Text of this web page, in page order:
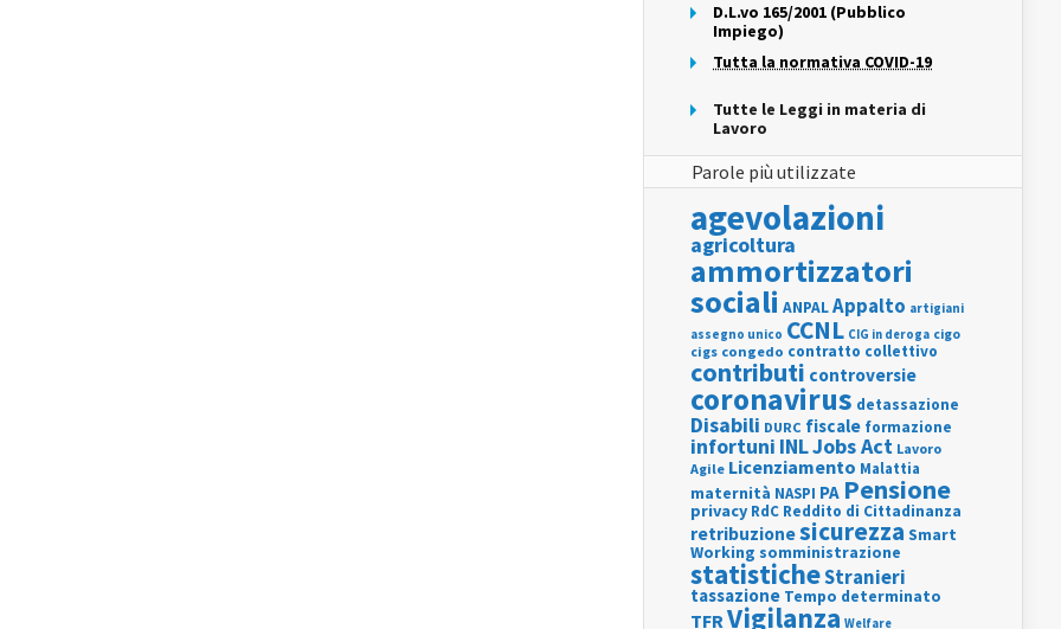
D.L.vo 165/2001 (Pubblico
Impiego)
Tutta la normativa COVID-19
Tutte le Leggi in materia di
Lavoro
Parole più utilizzate
agevolazioni
agricoltura
ammortizzatori
sociali ANPALAppalto artigiani
assegno unico CCNL CIG in deroga cigo
cigs congedo contratto collettivo
contributi controversie
coronavirus detassazione
Disabili DURC fiscale formazione
infortuni INLJobs Act Lavoro
Agile Licenziamento Malattia
maternità NASPI PA Pensione
privacy RdC Reddito di Cittadinanza
retribuzionesicurezza Smart
Working somministrazione
statisticheStranieri
tassazione Tempo determinato
TFRVigilanza Welfare